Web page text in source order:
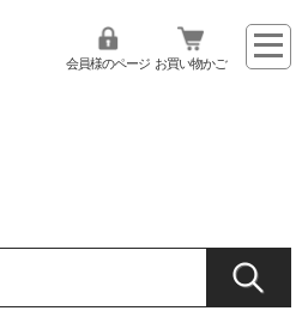
会員様のページ お買い物かご